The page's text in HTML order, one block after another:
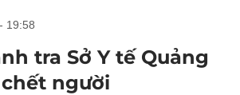
19:58
tra Sở Y tế Quảng
người